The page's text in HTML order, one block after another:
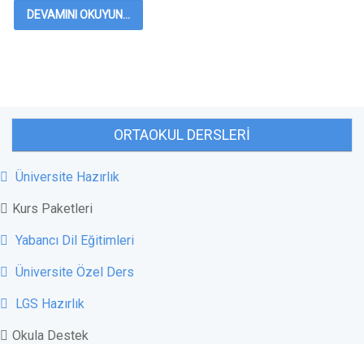
DEVAMINI OKUYUN...
ORTAOKUL DERSLERI
Üniversite Hazırlık
Kurs Paketleri
Yabancı Dil Eğitimleri
Üniversite Özel Ders
LGS Hazırlık
Okula Destek